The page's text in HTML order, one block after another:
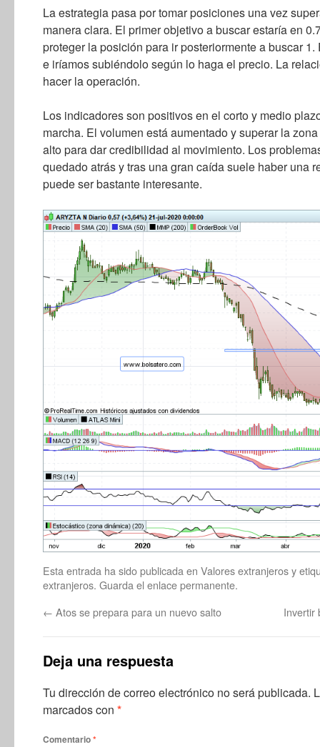
La estrategia pasa por tomar posiciones una vez
manera clara. El primer objetivo a buscar estaría en
proteger la posición para ir posteriormente a buscar
e iríamos subiéndolo según lo haga el precio. La
hacer la operación.
Los indicadores son positivos en el corto y medio
marcha. El volumen está aumentado y superar la
alto para dar credibilidad al movimiento. Los
quedado atrás y tras una gran caída suele haber una
puede ser bastante interesante.
Esta entrada ha sido publicada en Valores extranjerosy
extranjeros. Guarda el enlace permanente.
← Atos se prepara para un nuevo salto Invertir
Deja una respuesta
Tu dirección de correo electrónico no será publicada.
marcados con *
Comentario*